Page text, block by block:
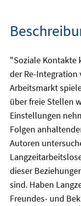
"Soziale Kontakte
der Re-Integration
Arbeitsmarkt
über freie Stellen
Einstellungen
Folgen
Autoren
dieser
sind. Haben
Freundes- und